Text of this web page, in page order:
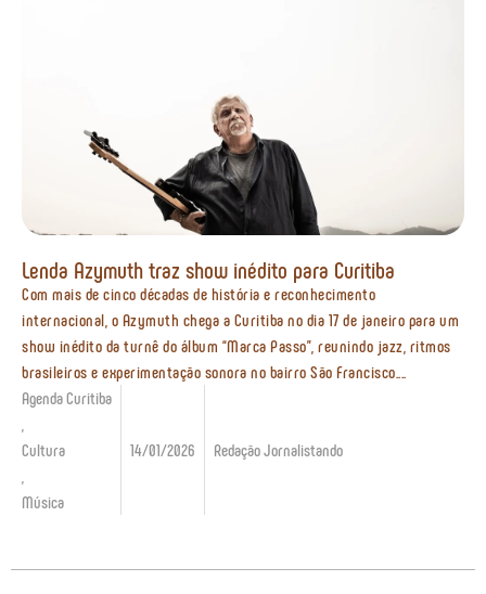
Lenda Azymuth traz show inédito para Curitiba
Com mais de cinco décadas de história e reconhecimento
internacional, o Azymuth chega a Curitiba no dia 17 de janeiro para um
show inédito da turnê do álbum “Marca Passo”, reunindo jazz, ritmos
brasileiros e experimentação sonora no bairro São Francisco....
Agenda Curitiba
Cultura
Música
14/01/2026 Redação Jornalistando